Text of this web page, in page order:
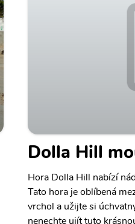
Dolla Hill
Hora Dolla Hill nabízí
Tato hora je oblíbená
vrchol a užijte si
nenechte ujít tuto